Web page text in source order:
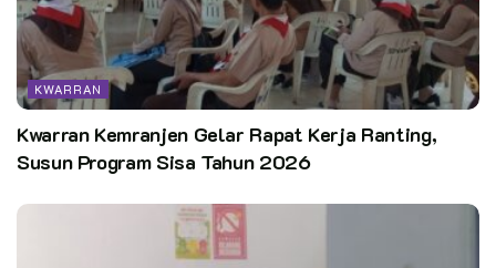
KWARRAN
Kwarran Kemranjen Gelar Rapat Kerja Ranting,
Susun Program Sisa Tahun 2026